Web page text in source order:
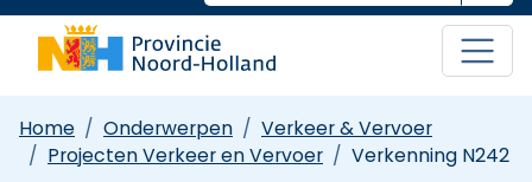
Home Onderwerpen
Verkeer & Vervoer
Projecten Verkeer en Vervoer
Verkenning N242